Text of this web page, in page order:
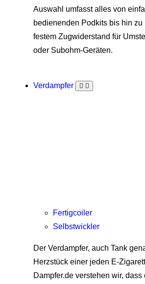
Auswahl umfasst alles von
bedienenden Podkits bis hin zu
festem Zugwiderstand für
oder Subohm-Geräten.
Verdampfer
Fertigcoiler
Selbstwickler
Der Verdampfer, auch Tank
Herzstück einer jeden E-
Dampfer.de verstehen wir, dass